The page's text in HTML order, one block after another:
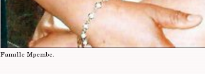
Famille Mpembe.